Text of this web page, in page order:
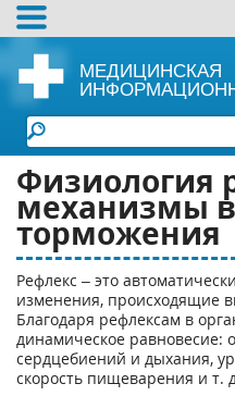
МЕДИЦИНСКАЯ
Физиология
механизмы
торможения
Рефлекс – это
изменения, происходящие
Благодаря рефлексам в
динамическое равновесие:
сердцебиений и дыхания,
скорость пищеварения и т.